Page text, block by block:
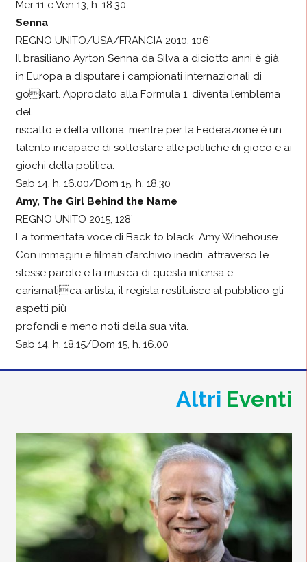
Mer 11 e Ven 13, h. 18.30
Senna
REGNO UNITO/USA/FRANCIA 2010, 106’
Il brasiliano Ayrton Senna da Silva a diciotto anni è già
in Europa a disputare i campionati internazionali di
gokart. Approdato alla Formula 1, diventa l’emblema
del
riscatto e della vittoria, mentre per la Federazione è un
talento incapace di sottostare alle politiche di gioco e ai
giochi della politica.
Sab 14, h. 16.00/Dom 15, h. 18.30
Amy, The Girl Behind the Name
REGNO UNITO 2015, 128’
La tormentata voce di Back to black, Amy Winehouse.
Con immagini e filmati d’archivio inediti, attraverso le
stesse parole e la musica di questa intensa e
carismatica artista, il regista restituisce al pubblico gli
aspetti più
profondi e meno noti della sua vita.
Sab 14, h. 18.15/Dom 15, h. 16.00
Altri Eventi